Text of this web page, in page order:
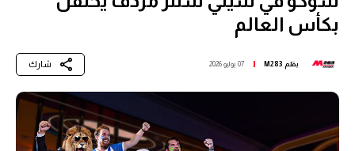
بكأس العالم
بقلم M283 07 يوليو 2026 شارك